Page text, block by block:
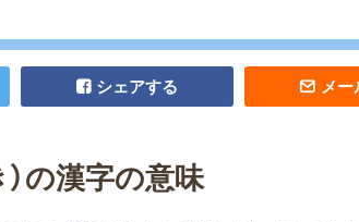
シェアする メー
の漢字の意味